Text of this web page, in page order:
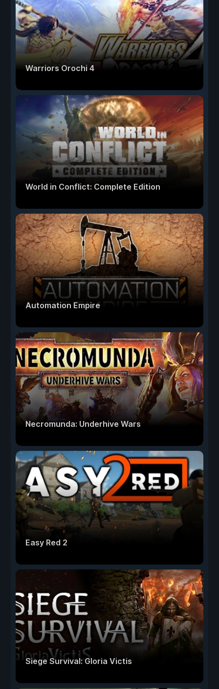
Warriors Orochi 4
World in Conflict: Complete Edition
Automation Empire
Necromunda: Underhive Wars
Easy Red 2
Siege Survival: Gloria Victis